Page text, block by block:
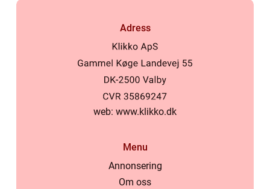
Adress
web: www.klikko.dk
Menu
Annonsering
Om oss